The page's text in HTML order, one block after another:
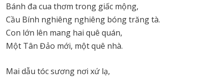
Bánh đa cua thơm trong giấc mộng,
Cầu Bính nghiêng nghiêng bóng trăng tà.
Con lớn lên mang hai quê quán,
Một Tân Đảo mới, một quê nhà.
Mai dẫu tóc sương nơi xứ lạ,